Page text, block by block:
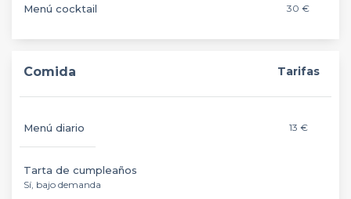
Menú cocktail 30 €
Comida Tarifas
Menú diario 13 €
Tarta de cumpleaños
Sí, bajo demanda